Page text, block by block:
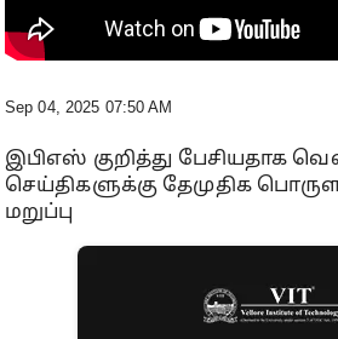
Sep 04, 2025 07:50 AM
இபிஎஸ் குறித்து பேசியதாக
செய்திகளுக்கு தேமுதிக
மறுப்பு